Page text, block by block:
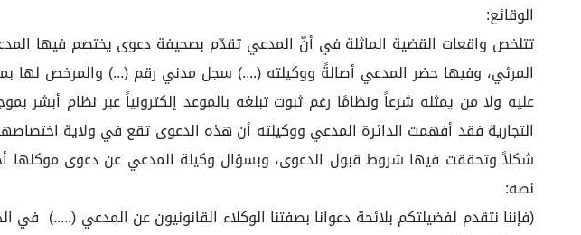
الوقائع:
المرئي، وفيها حضر المدعي أصالةً ووكيلته (....) سجل مدني رقم (...) والمرخص لها
شكلاً وتحققت فيها شروط قبول الدعوى، وبسؤال وكيلة المدعي عن دعوى موكلها
نصه:
(فإننا نتقدم لفضيلتكم بلائحة دعوانا بصفتنا الوكلاء القانونيون عن المدعي (.....)